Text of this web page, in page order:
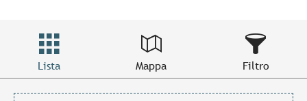
Lista Mappa Filtro